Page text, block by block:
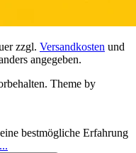
zzgl. Versandkosten und
angegeben.
Theme by
bestmögliche Erfahrung